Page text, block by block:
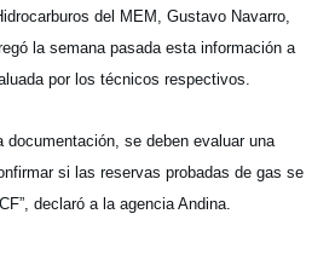
del MEM, Gustavo Navarro,
la semana pasada esta información a
por los técnicos respectivos.
se deben evaluar una
si las reservas probadas de gas se
declaró a la agencia Andina.